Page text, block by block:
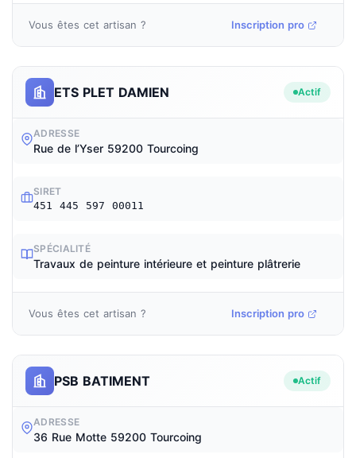
Vous êtes cet artisan ? Inscription pro
ETS PLET DAMIEN Actif
ADRESSE
Rue de l’Yser 59200 Tourcoing
SIRET
451 445 597 00011
SPÉCIALITÉ
Travaux de peinture intérieure et peinture plâtrerie
Vous êtes cet artisan ? Inscription pro
PSB BATIMENT Actif
ADRESSE
36 Rue Motte 59200 Tourcoing